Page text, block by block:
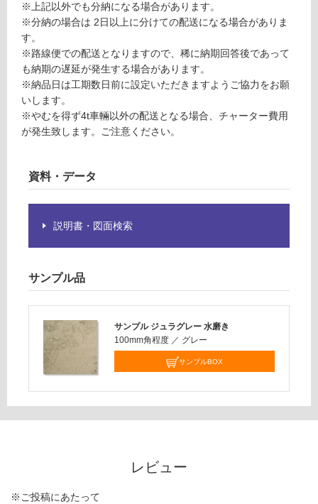
仕
様
を
ご
確
く
だ
応
て
い
い
※上記以外でも分納になる場合があります。
※分納の場合は 2日以上に分けての配送になる場合がありま
す。
※路線便での配送となりますので、稀に納期回答後であって
も納期の遅延が発生する場合があります。
※納品日は工期数日前に設定いただきますようご協力をお願
いします。
※やむを得ず4t車輛以外の配送となる場合、チャーター費用
が発生致します。ご注意ください。
資料・データ
説明書・図面検索
サンプル品
サンプル ジュラグレー 水磨き
100mm角程度 ／ グレー
サンプルBOX
レビュー
※ご投稿にあたって